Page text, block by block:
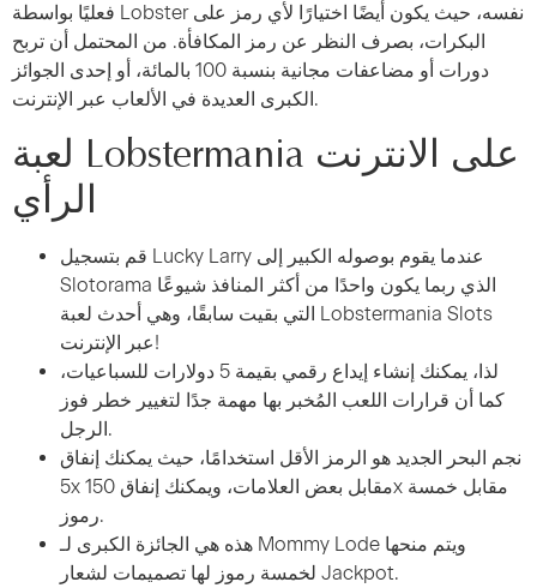
فعليًا بواسطة Lobster نفسه، حيث يكون أيضًا اختيارًا لأي رمز على
البكرات، بصرف النظر عن رمز المكافأة. من المحتمل أن تربح
دورات أو مضاعفات مجانية بنسبة 100 بالمائة، أو إحدى الجوائز
الكبرى العديدة في الألعاب عبر الإنترنت.
لعبة Lobstermania على الانترنت
الرأي
قم بتسجيل Lucky Larry عندما يقوم بوصوله الكبير إلى
Slotorama الذي ربما يكون واحدًا من أكثر المنافذ شيوعًا
التي بقيت سابقًا، وهي أحدث لعبة Lobstermania Slots
عبر الإنترنت!
لذا، يمكنك إنشاء إيداع رقمي بقيمة 5 دولارات للسباعيات،
كما أن قرارات اللعب المُخبر بها مهمة جدًا لتغيير خطر فوز
الرجل.
نجم البحر الجديد هو الرمز الأقل استخدامًا، حيث يمكنك إنفاق
5x مقابل بعض العلامات، ويمكنك إنفاق 150x مقابل خمسة
رموز.
هذه هي الجائزة الكبرى لـ Mommy Lode ويتم منحها
لخمسة رموز لها تصميمات لشعار Jackpot.